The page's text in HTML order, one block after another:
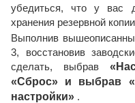
убедиться, что у вас
хранения резервной
Выполнив
3, восстановив
сделать, выбрав
«Сброс» и выбрав
настройки» .